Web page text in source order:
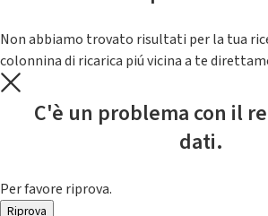
Non abbiamo trovato risultati per la tua
colonnina di ricarica piú vicina a te
C'è un problema con il
dati.
Per favore riprova.
Riprova